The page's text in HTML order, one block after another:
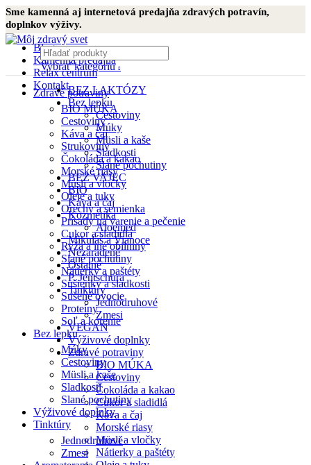
Sme kamenná aj internetová predajňa zdravých potravín,
doplnkov výživy.
Blog
Kamenná predajňa
Relax centrum
Kontakt
Vybrať kategóriu
BEZ LAKTÓZY
Bez lepku
Cestoviny
Múky
Müsli a kaše
Sladkosti
Slané pochutiny
BEZ VAJEC
BIO
Káva a čaj
Kozmetika
Aloemed
Mikuláš a Vianoce
Nezaradené
Ostatné
P. Jentschura
Tinktúry
Jednodruhové
Zmesi
VEGAN
Výživové doplnky
Zdravé potraviny
BIO MÚKA
Cestoviny
Čokoláda a kakao
Cukor a sladidlá
Káva a čaj
Morské riasy
Müsli a vločky
Nátierky a paštéty
Zdravé potraviny
BIO MÚKA
Cestoviny
Káva a čaj
Strukoviny
Čokoláda a kakao
Morské riasy
Müsli a vločky
Oleje a tuky
Orechy a semienka
Prísady na varenie a pečenie
Cukor a sladidlá
Ryža a iné obilniny
Slané pochutiny
Nátierky a paštéty
Sušienky a sladkosti
Sušené ovocie
Proteíny
Soľ a korenie
Bez lepku
Múky
Cestoviny
Müsli a kaše
Sladkosti
Slané pochutiny
Výživové doplnky
Tinktúry
Jednodruhové
Zmesi